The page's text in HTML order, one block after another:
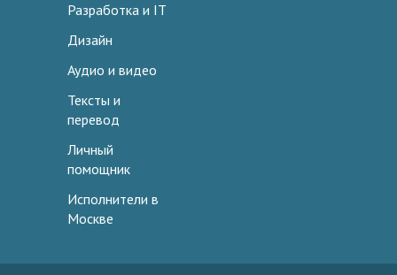
Разработка и IT
Дизайн
Аудио и видео
Тексты и
перевод
Личный
помощник
Исполнители в
Москве